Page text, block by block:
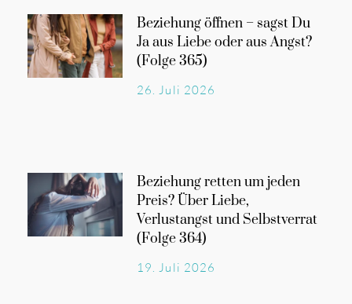
Beziehung öffnen – sagst Du
Ja aus Liebe oder aus Angst?
(Folge 365)
26. Juli 2026
Beziehung retten um jeden
Preis? Über Liebe,
Verlustangst und Selbstverrat
(Folge 364)
19. Juli 2026